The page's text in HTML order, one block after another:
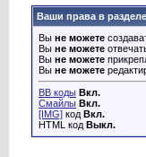
Ваши права в разделе
Вы не можете
Вы не можете
Вы не можете
Вы не можете
BB коды Вкл.
Смайлы Вкл.
[IMG] код Вкл.
HTML код Выкл.